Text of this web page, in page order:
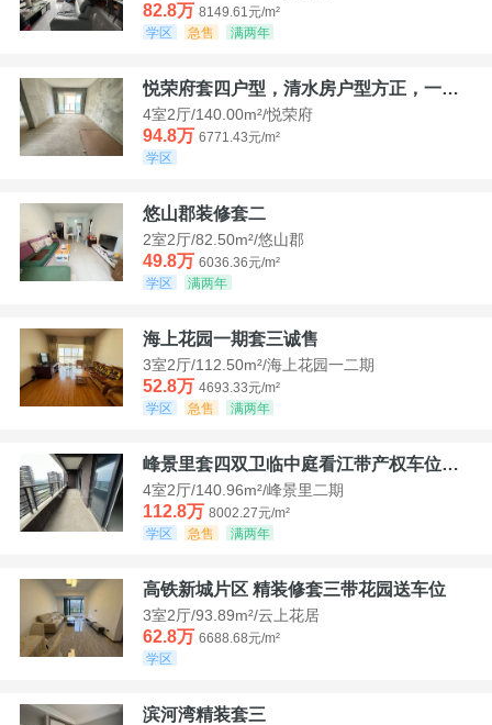
82.8万 8149.61元/m²
学区
急售 满两年
悦荣府套四户型，清水房户型方正，一口价94，8
4室2厅/140.00m²/悦荣府
94.8万 6771.43元/m²
学区
悠山郡装修套二
2室2厅/82.50m²/悠山郡
49.8万 6036.36元/m²
学区
满两年
海上花园一期套三诚售
3室2厅/112.50m²/海上花园一二期
52.8万 4693.33元/m²
学区
急售 满两年
峰景里套四双卫临中庭看江带产权车位诚售
4室2厅/140.96m²/峰景里二期
112.8万 8002.27元/m²
学区
急售 满两年
高铁新城片区 精装修套三带花园送车位
3室2厅/93.89m²/云上花居
62.8万 6688.68元/m²
学区
滨河湾精装套三